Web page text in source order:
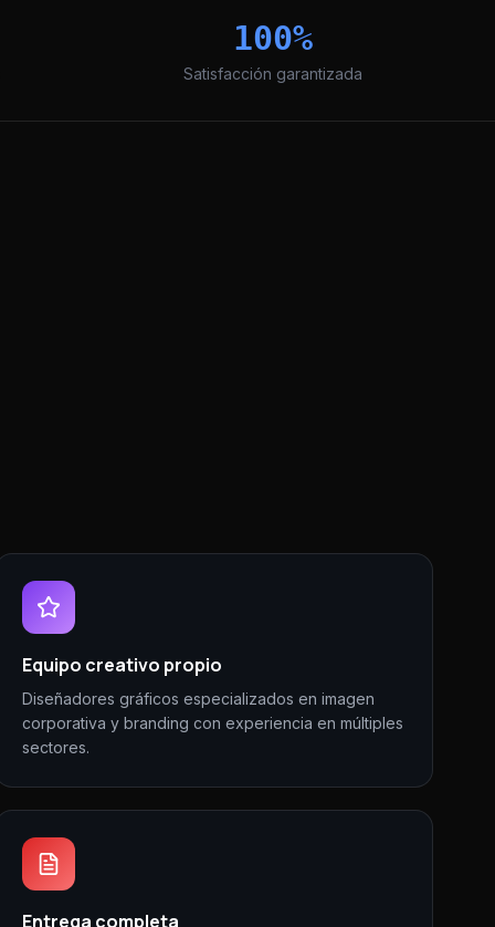
100%
Satisfacción garantizada
Equipo creativo propio
Diseñadores gráficos especializados en imagen
corporativa y branding con experiencia en múltiples
sectores.
Entrega completa